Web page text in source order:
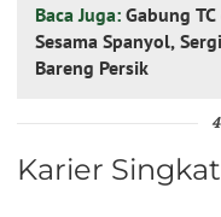
Baca Juga: Gabung
Sesama Spanyol,
Bareng Persik
Karier